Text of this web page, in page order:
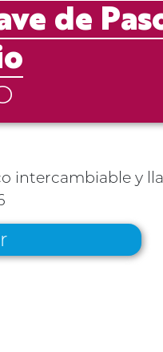
de
intercambiable y